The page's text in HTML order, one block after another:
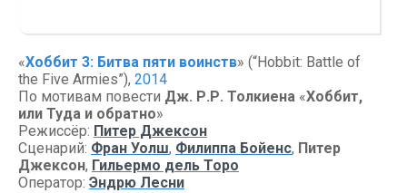
«Хоббит 3: Битва пяти воинств» (“Hobbit: Battle of
the Five Armies”), 2014
По мотивам повести Дж. Р.Р. Толкиена «Хоббит,
или Туда и обратно»
Режиссёр: Питер Джексон
Сценарий: Фран Уолш, Филиппа Бойенс, Питер
Джексон, Гильермо дель Торо
Оператор: Эндрю Лесни